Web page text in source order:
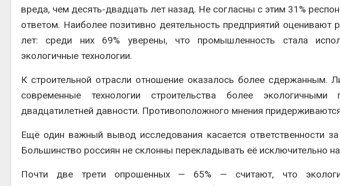
вреда, чем десять-двадцать лет назад. Не согласны с этим 31%
ответом. Наиболее позитивно деятельность предприятий оценивают
лет: среди них 69% уверены, что промышленность стала
экологичные технологии.
К строительной отрасли отношение оказалось более сдержанным.
современные технологии строительства более
двадцатилетней давности. Противоположного мнения
Ещё один важный вывод исследования касается ответственности
Большинство россиян не склонны перекладывать её исключительно
Почти две трети опрошенных — 65% — считают, что